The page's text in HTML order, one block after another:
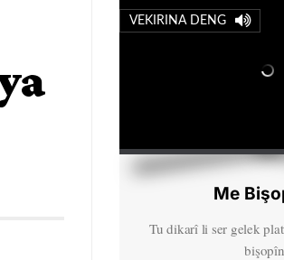
VEKIRINA DENG
Me
Tu dikarî li ser gelek